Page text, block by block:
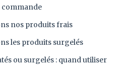
commande
nos produits frais
les produits surgelés
ou surgelés : quand utiliser